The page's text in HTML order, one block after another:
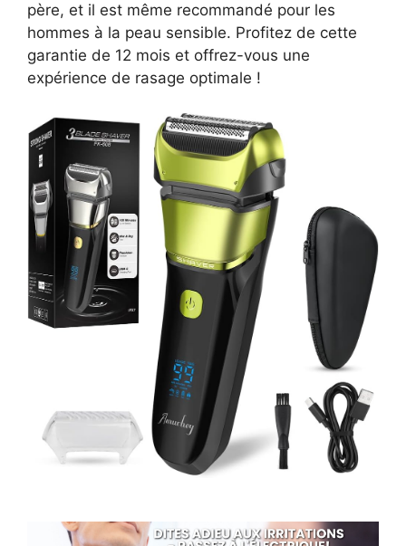
père, et il est même recommandé pour les
hommes à la peau sensible. Profitez de cette
garantie de 12 mois et offrez-vous une
expérience de rasage optimale !